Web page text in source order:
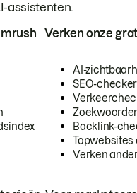
assistenten.
Verken onze
AI-
SEO-checker
Backlink-
Topwebsites
Verken